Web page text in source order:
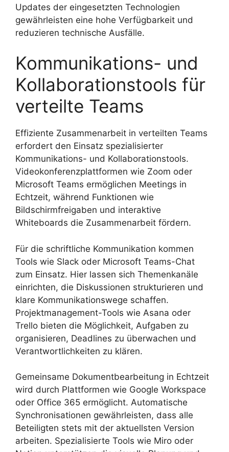
Updates der eingesetzten Technologien
gewährleisten eine hohe Verfügbarkeit und
reduzieren technische Ausfälle.
Kommunikations- und
Kollaborationstools für
verteilte Teams
Effiziente Zusammenarbeit in verteilten Teams
erfordert den Einsatz spezialisierter
Kommunikations- und Kollaborationstools.
Videokonferenzplattformen wie Zoom oder
Microsoft Teams ermöglichen Meetings in
Echtzeit, während Funktionen wie
Bildschirmfreigaben und interaktive
Whiteboards die Zusammenarbeit fördern.
Für die schriftliche Kommunikation kommen
Tools wie Slack oder Microsoft Teams-Chat
zum Einsatz. Hier lassen sich Themenkanäle
einrichten, die Diskussionen strukturieren und
klare Kommunikationswege schaffen.
Projektmanagement-Tools wie Asana oder
Trello bieten die Möglichkeit, Aufgaben zu
organisieren, Deadlines zu überwachen und
Verantwortlichkeiten zu klären.
Gemeinsame Dokumentbearbeitung in Echtzeit
wird durch Plattformen wie Google Workspace
oder Office 365 ermöglicht. Automatische
Synchronisationen gewährleisten, dass alle
Beteiligten stets mit der aktuellsten Version
arbeiten. Spezialisierte Tools wie Miro oder